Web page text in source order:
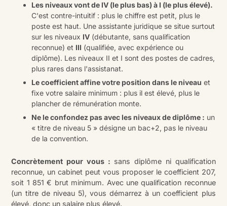
Les niveaux vont de IV (le plus bas) à I (le plus élevé).
C'est contre-intuitif : plus le chiffre est petit, plus le
poste est haut. Une assistante juridique se situe surtout
sur les niveaux IV (débutante, sans qualification
reconnue) et III (qualifiée, avec expérience ou
diplôme). Les niveaux II et I sont des postes de cadres,
plus rares dans l'assistanat.
Le coefficient affine votre position dans le niveau et
fixe votre salaire minimum : plus il est élevé, plus le
plancher de rémunération monte.
Ne le confondez pas avec les niveaux de diplôme : un
« titre de niveau 5 » désigne un bac+2, pas le niveau
de la convention.
Concrètement pour vous : sans diplôme ni qualification
reconnue, un cabinet peut vous proposer le coefficient 207,
soit 1 851 € brut minimum. Avec une qualification reconnue
(un titre de niveau 5), vous démarrez à un coefficient plus
élevé, donc un salaire plus élevé.